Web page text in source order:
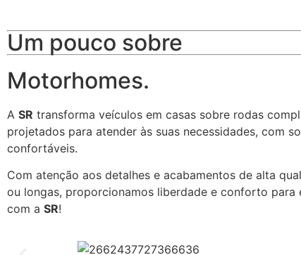
Um pouco sobre
Motorhomes.
A SR transforma veículos em casas sobre rodas
projetados para atender às suas necessidades, com
confortáveis.
Com atenção aos detalhes e acabamentos de alta
ou longas, proporcionamos liberdade e conforto
com a SR!